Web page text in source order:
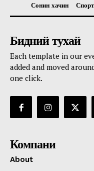
Сонин хачин
Спорт
Бидний тухай
Each template in our
added and moved
one click.
Компани
About